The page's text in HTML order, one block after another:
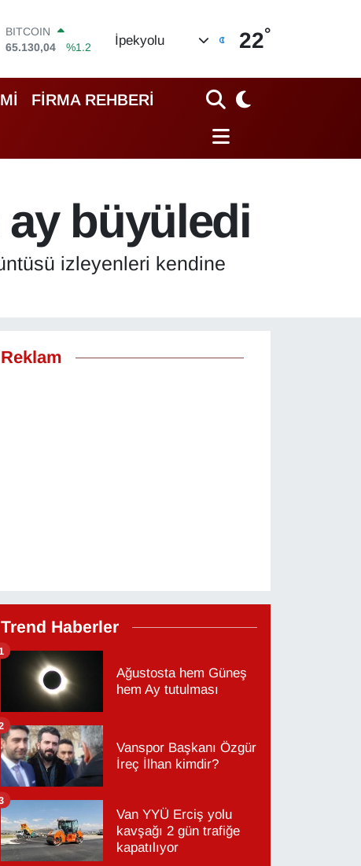
DOLAR
47,7106
%0.17
55,1652
%0.27
STERLİN
64,4046
%0.35
BİST100
%1.2
İpekyolu 22°
FİRMA REHBERİ
büyüledi
izleyenleri kendine
Reklam
Trend Haberler
Ağustosta hem Güneş
hem Ay tutulması
Vanspor Başkanı Özgür
İreç İlhan kimdir?
Van YYÜ Erciş yolu
kavşağı 2 gün trafiğe
kapatılıyor